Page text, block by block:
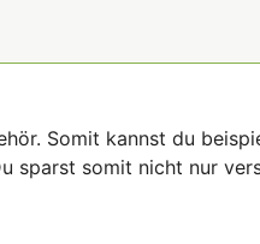
Somit kannst du
sparst somit nicht nur